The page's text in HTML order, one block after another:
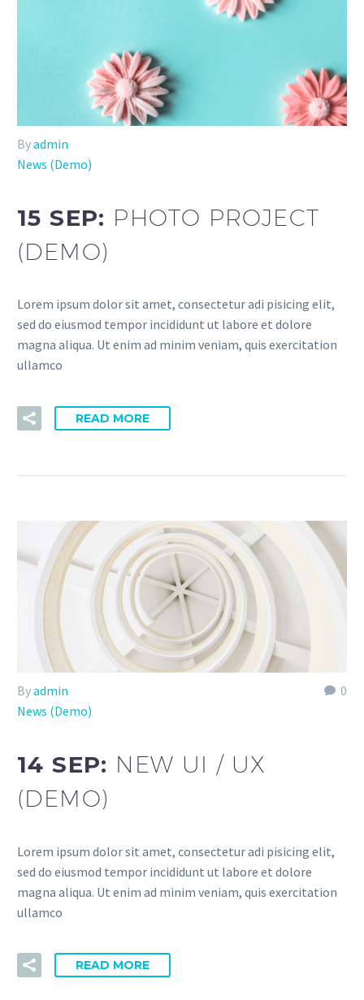
Byadmin
News (Demo)
15 SEP: PHOTO PROJECT
(DEMO)
Lorem ipsum dolor sit amet, consectetur adi pisicing elit,
sed do eiusmod tempor incididunt ut labore et dolore
magna aliqua. Ut enim ad minim veniam, quis exercitation
ullamco
READ MORE
0
Byadmin
News (Demo)
14 SEP: NEW UI / UX
(DEMO)
Lorem ipsum dolor sit amet, consectetur adi pisicing elit,
sed do eiusmod tempor incididunt ut labore et dolore
magna aliqua. Ut enim ad minim veniam, quis exercitation
ullamco
READ MORE